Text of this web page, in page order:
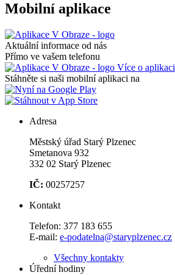
Mobilní aplikace
Aktuální informace od nás
Přímo ve vašem telefonu
Více o aplikaci
Stáhněte si naši mobilní aplikaci na
Adresa
Městský úřad Starý Plzenec
Smetanova 932
332 02 Starý Plzenec
IČ: 00257257
Kontakt
Telefon: 377 183 655
E-mail: e-podatelna@staryplzenec.cz
Všechny kontakty
Úřední hodiny